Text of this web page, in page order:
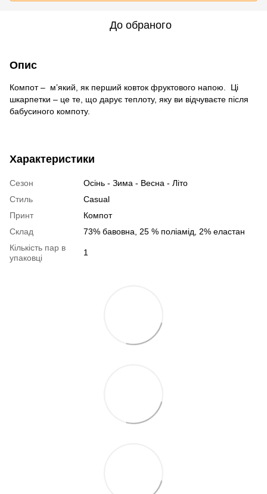
До обраного
Опис
Компот – м’який, як перший ковток фруктового напою. Ці
шкарпетки – це те, що дарує теплоту, яку ви відчуваєте після
бабусиного компоту.
Характеристики
Сезон
Осінь - Зима - Весна - Літо
Стиль
Casual
Принт
Компот
Склад
73% бавовна, 25 % поліамід, 2% еластан
Кількість пар в
упаковці
1